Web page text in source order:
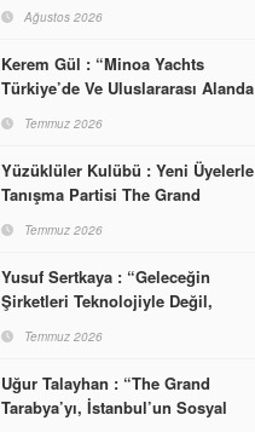
Ağustos 2026
Kerem Gül : “Minoa Yachts
Türkiye’de Ve Uluslararası Alanda
Markası Olacak”
Temmuz 2026
Yüzüklüler Kulübü : Yeni Üyelerle
Tanışma Partisi The Grand
Temmuz 2026
Yusuf Sertkaya : “Geleceğin
Şirketleri Teknolojiyle Değil,
Temmuz 2026
Uğur Talayhan : “The Grand
Tarabya’yı, İstanbul’un Sosyal